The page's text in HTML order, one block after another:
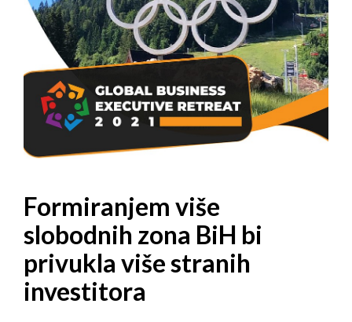
Formiranjem više
slobodnih zona BiH bi
privukla više stranih
investitora